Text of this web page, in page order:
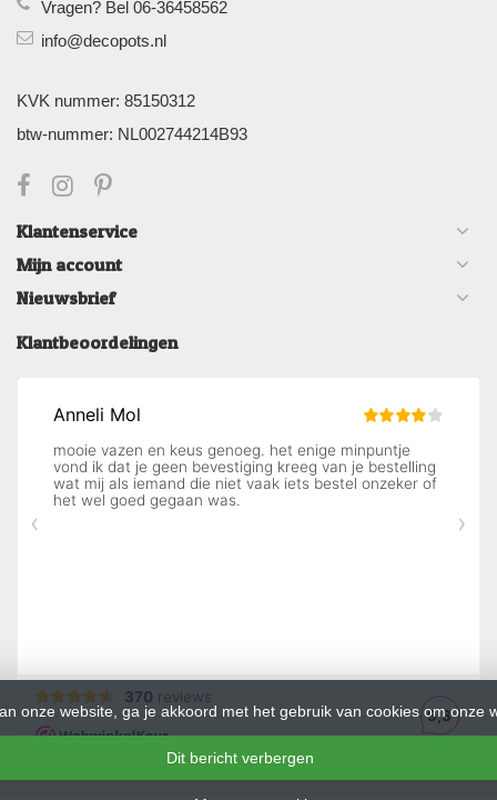
Vragen? Bel 06-36458562
info@decopots.nl
KVK nummer: 85150312
btw-nummer: NL002744214B93
Klantenservice
Mijn account
Nieuwsbrief
Klantbeoordelingen
onze website, ga je akkoord met het gebruik van cookies om onze
Dit bericht verbergen